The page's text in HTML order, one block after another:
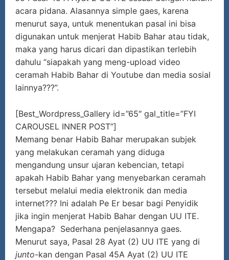
acara pidana. Alasannya simple gaes, karena
menurut saya, untuk menentukan pasal ini bisa
digunakan untuk menjerat Habib Bahar atau tidak,
maka yang harus dicari dan dipastikan terlebih
dahulu “siapakah yang meng-upload video
ceramah Habib Bahar di Youtube dan media sosial
lainnya???”.
[Best_Wordpress_Gallery id=”65″ gal_title=”FYI
CAROUSEL INNER POST”]
Memang benar Habib Bahar merupakan subjek
yang melakukan ceramah yang diduga
mengandung unsur ujaran kebencian, tetapi
apakah Habib Bahar yang menyebarkan ceramah
tersebut melalui media elektronik dan media
internet??? Ini adalah Pe Er besar bagi Penyidik
jika ingin menjerat Habib Bahar dengan UU ITE.
Mengapa? Sederhana penjelasannya gaes.
Menurut saya, Pasal 28 Ayat (2) UU ITE yang di
junto-kan dengan Pasal 45A Ayat (2) UU ITE